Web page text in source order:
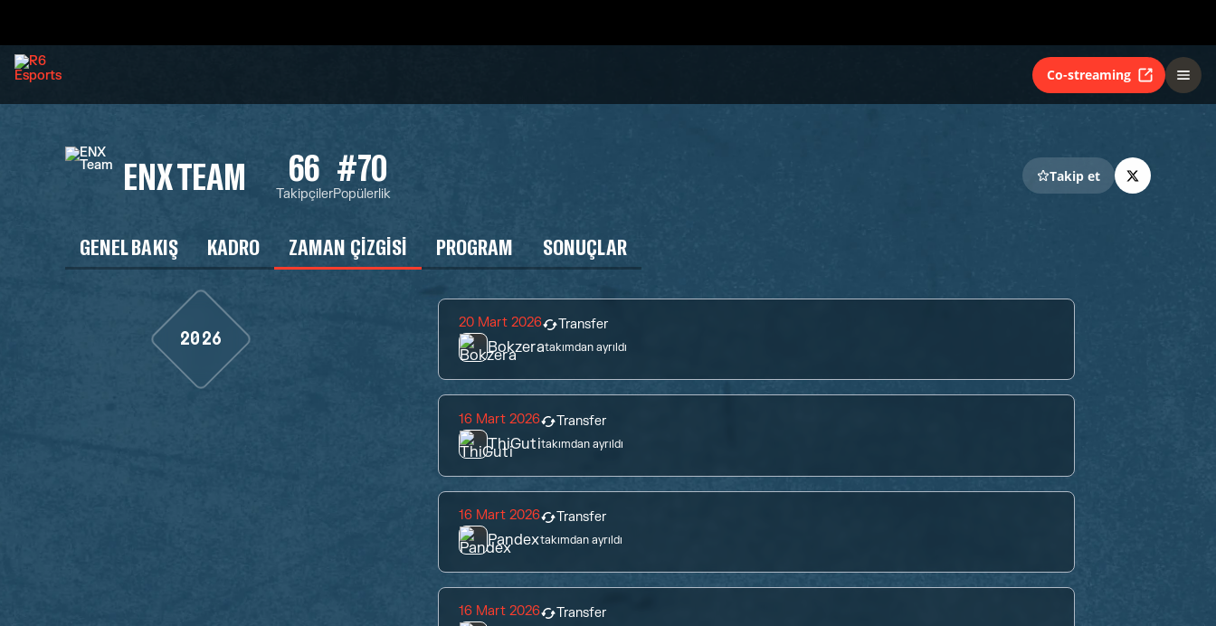
Co-streaming
ENX TEAM 66
Takipçiler
#70
Popülerlik
Takip et
GENEL BAKIŞ KADRO ZAMAN ÇIZGISI PROGRAM SONUÇLAR
2026
20 Mart 2026 Transfer
Bokzeratakımdan ayrıldı
16 Mart 2026 Transfer
ThiGutitakımdan ayrıldı
16 Mart 2026 Transfer
Pandextakımdan ayrıldı
16 Mart 2026 Transfer